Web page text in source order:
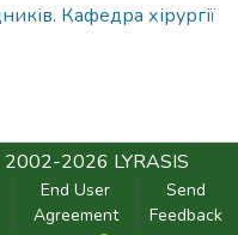
Кафедра хірургії
2002-2026 LYRASIS
End User
Agreement
Send
Feedback